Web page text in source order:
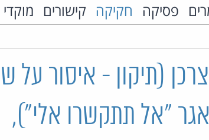
פסיקה חקיקה קישורים
(תיקון - איסור על
"אל תתקשרו אלי"),